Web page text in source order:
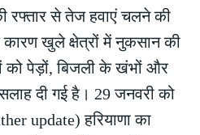
रफ्तार से तेज हवाएं चलने की
खुले क्षेत्रों में नुकसान की
को पेड़ों, बिजली के खंभों और
दी गई है। 29 जनवरी को
update) हरियाणा का